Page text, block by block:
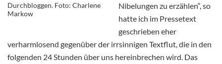
Durchbloggen. Foto: Charlene
Markow
Nibelungen zu erzählen“, so
hatte ich im Pressetext
geschrieben eher
verharmlosend gegenüber der irrsinnigen Textflut, die in den
folgenden 24 Stunden über uns hereinbrechen wird. Das